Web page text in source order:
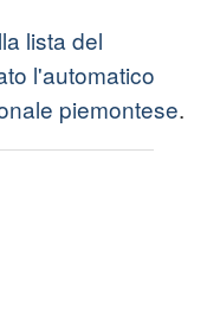
lista del
l'automatico
piemontese.